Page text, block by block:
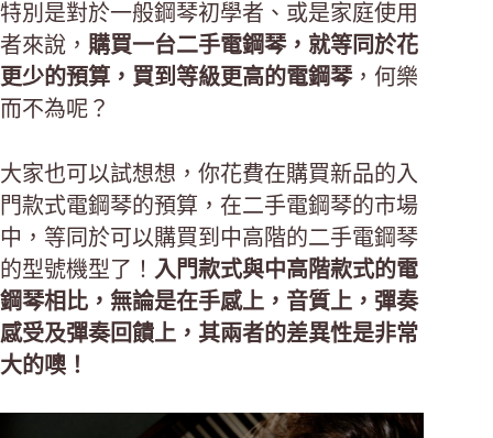
特別是對於一般鋼琴初學者、或是家庭使用
者來說， 購買一台二手電鋼琴，就等同於花
更少的預算，買到等級更高的電鋼琴，何樂
而不為呢？
大家也可以試想想，你花費在購買新品的入
門款式電鋼琴的預算，在二手電鋼琴的市場
中，等同於可以購買到中高階的二手電鋼琴
的型號機型了！ 入門款式與中高階款式的電
鋼琴相比，無論是在手感上，音質上，彈奏
感受及彈奏回饋上，其兩者的差異性是非常
大的噢！